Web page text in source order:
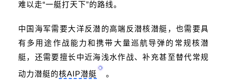
难以走“一艇打天下”的路线。
中国海军需要大洋反潜的高端反潜核潜艇，也需要具
有多用途作战能力和携带大量巡航导弹的常规核潜
艇，还需要擅长中近海浅水作战、补充甚至替代常规
动力潜艇的核AIP潜艇 。